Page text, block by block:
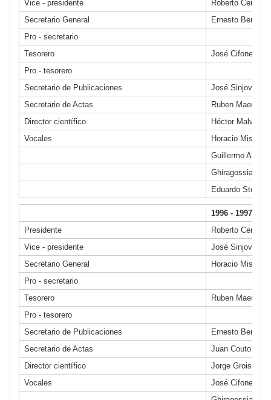
Vice - presidente
Roberto Ceruti
Secretario General
Ernesto
Pro - secretario
Tesorero
José Cifone
Pro - tesorero
Secretario de Publicaciones
José Sinjovich
Secretario de Actas
Ruben Maenza
Director científico
Héctor Malvarez
Vocales
Horacio Miscione
Guillermo
Ghiragossian
Eduardo Stéfano
1996 - 1997
Presidente
Roberto Ceruti
Vice - presidente
José Sinjovich
Secretario General
Horacio Miscione
Pro - secretario
Tesorero
Ruben Maenza
Pro - tesorero
Secretario de Publicaciones
Ernesto
Secretario de Actas
Juan Couto
Director científico
Jorge Groiso
Vocales
José Cifone